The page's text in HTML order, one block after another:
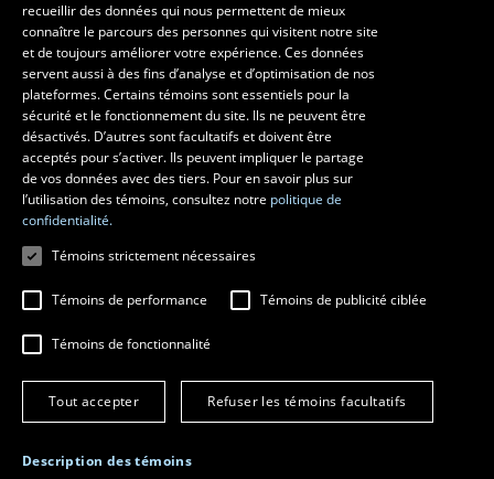
Ressources
monPortail
MESURES D'URGENCE
Composer le418 656-5555
© 2026 Université Laval
Tous droits réservés
Conditions générales d'utilisation
Fraude en ligne
Paramétrer les témoins
recueillir des données qui nous permettent de mieux
connaître le parcours des personnes qui visitent notre site
et de toujours améliorer votre expérience. Ces données
servent aussi à des fins d’analyse et d’optimisation de nos
plateformes. Certains témoins sont essentiels pour la
sécurité et le fonctionnement du site. Ils ne peuvent être
désactivés. D’autres sont facultatifs et doivent être
acceptés pour s’activer. Ils peuvent impliquer le partage
de vos données avec des tiers. Pour en savoir plus sur
l’utilisation des témoins, consultez notre politique de
confidentialité.
Témoins strictement nécessaires
Témoins de performance Témoins de publicité ciblée
Témoins de fonctionnalité
Tout accepter Refuser les témoins facultatifs
Description des témoins